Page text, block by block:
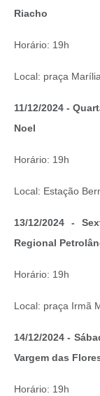
Riacho
Horário: 19h
Local: praça
11/12/2024 -
Noel
Horário: 19h
Local: Estação
13/12/2024 -
Regional
Horário: 19h
Local: praça Irmã
14/12/2024 -
Vargem das
Horário: 19h